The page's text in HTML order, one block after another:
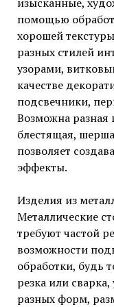
помощью
хорошей
разных стилей
узорами,
качестве
подсвечники,
Возможна разная
блестящая,
позволяет
эффекты.
Изделия из
Металлические
требуют частой
возможности
обработки, будь
резка или
разных форм,